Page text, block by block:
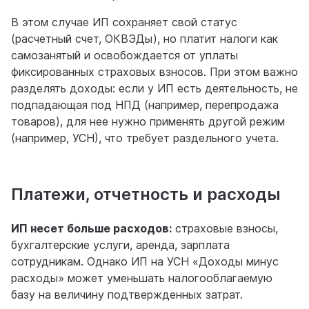
В этом случае ИП сохраняет свой статус
(расчетный счет, ОКВЭДы), но платит налоги как
самозанятый и освобождается от уплаты
фиксированных страховых взносов. При этом важно
разделять доходы: если у ИП есть деятельность, не
подпадающая под НПД (например, перепродажа
товаров), для нее нужно применять другой режим
(например, УСН), что требует раздельного учета.
Платежи, отчетность и расходы
ИП несет больше расходов: страховые взносы,
бухгалтерские услуги, аренда, зарплата
сотрудникам. Однако ИП на УСН «Доходы минус
расходы» может уменьшать налогооблагаемую
базу на величину подтвержденных затрат.